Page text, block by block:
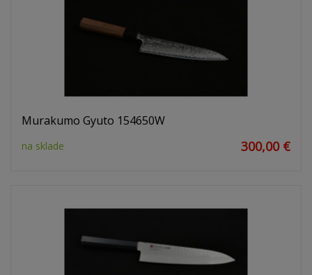
Murakumo Gyuto 154650W
na sklade 300,00 €